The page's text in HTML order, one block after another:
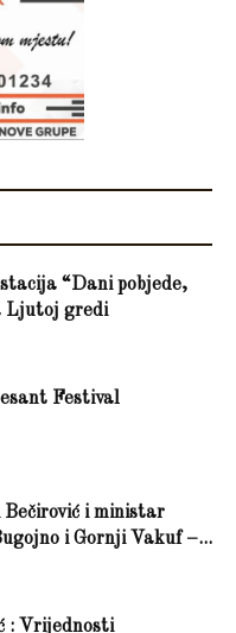
“Dani pobjede,
Ljutoj gredi
Festival
Bečirović i ministar
i Gornji Vakuf –...
: Vrijednosti